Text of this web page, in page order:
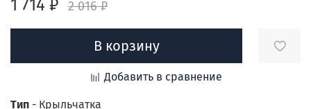
1 714 ₽
2 016 ₽
В корзину
Добавить в сравнение
Тип - Крыльчатка